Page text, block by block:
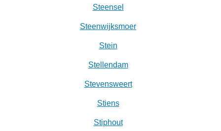
Steensel
Steenwijksmoer
Stein
Stellendam
Stevensweert
Stiens
Stiphout